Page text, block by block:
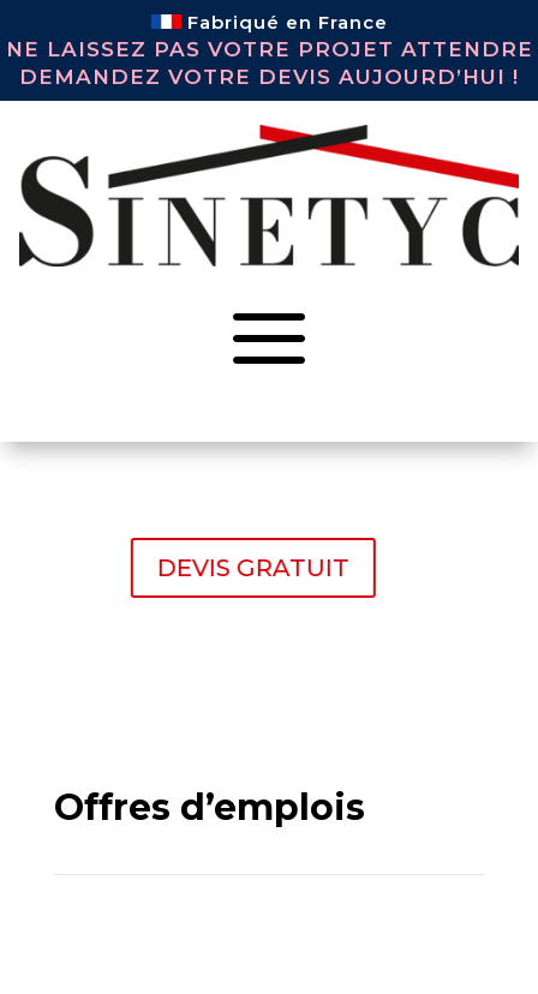
Fabriqué en France
NE LAISSEZ PAS VOTRE PROJET ATTENDRE
DEMANDEZ VOTRE DEVIS AUJOURD’HUI !
a
DEVIS GRATUIT
Offres d’emplois